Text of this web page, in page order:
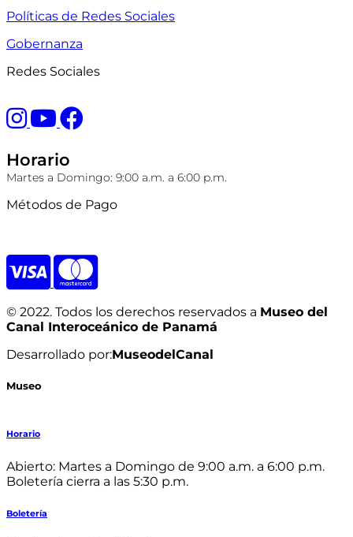
Políticas de Redes Sociales
Gobernanza
Redes Sociales
Horario
Martes a Domingo: 9:00 a.m. a 6:00 p.m.
Métodos de Pago
© 2022. Todos los derechos reservados a Museo del
Canal Interoceánico de Panamá
Desarrollado por:MuseodelCanal
Museo
Horario
Abierto: Martes a Domingo de 9:00 a.m. a 6:00 p.m.
Boletería cierra a las 5:30 p.m.
Boletería